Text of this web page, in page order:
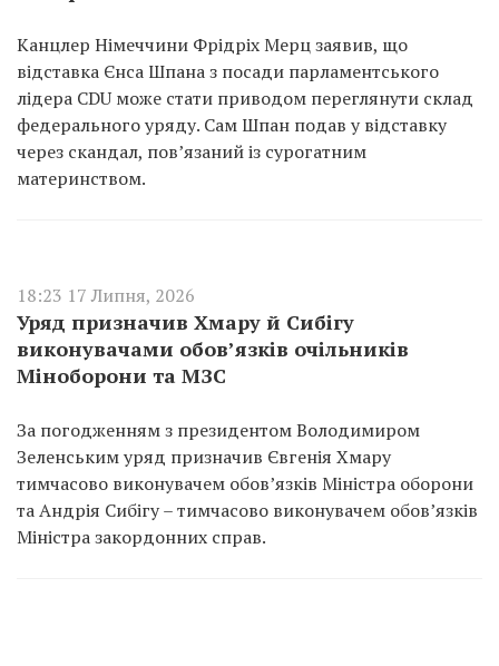
Канцлер Німеччини Фрідріх Мерц заявив, що
відставка Єнса Шпана з посади парламентського
лідера CDU може стати приводом переглянути склад
федерального уряду. Сам Шпан подав у відставку
через скандал, пов’язаний із сурогатним
материнством.
18:23 17 Липня, 2026
Уряд призначив Хмару й Сибігу
виконувачами обов’язків очільників
Міноборони та МЗС
За погодженням з президентом Володимиром
Зеленським уряд призначив Євгенія Хмару
тимчасово виконувачем обов’язків Міністра оборони
та Андрія Сибігу – тимчасово виконувачем обов’язків
Міністра закордонних справ.